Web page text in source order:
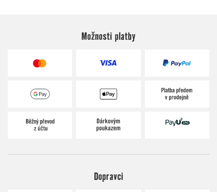
Možnosti platby
Dopravci